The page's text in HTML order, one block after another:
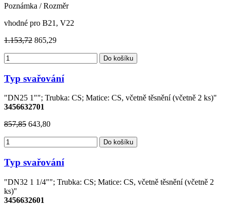
Poznámka / Rozměr
vhodné pro B21, V22
1.153,72 865,29
Do košíku
Typ svařování
"DN25 1""; Trubka: CS; Matice: CS, včetně těsnění (včetně 2 ks)"
3456632701
857,85 643,80
Do košíku
Typ svařování
"DN32 1 1/4""; Trubka: CS; Matice: CS, včetně těsnění (včetně 2
ks)"
3456632601